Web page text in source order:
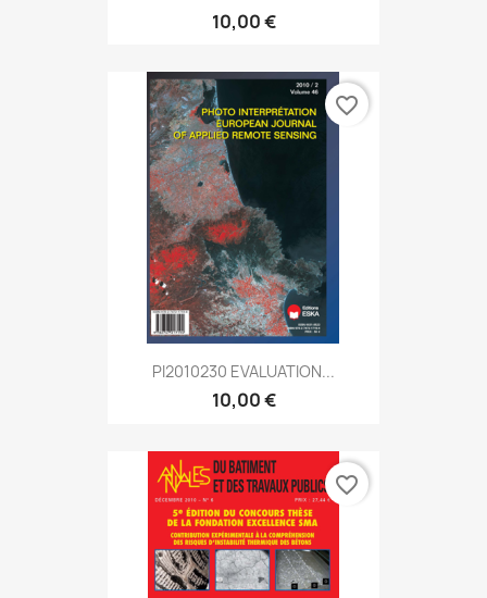
10,00 €
PI2010230 EVALUATION...
10,00 €
favorite_border
favorite_border